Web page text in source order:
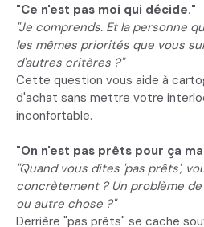
"Ce n'est pas moi qui décide."
"Je comprends. Et la personne
les mêmes priorités que vous
d'autres critères ?"
Cette question vous aide à
d'achat sans mettre votre
inconfortable.
"On n'est pas prêts pour ça
"Quand vous dites 'pas prêts',
concrètement ? Un problème
ou autre chose ?"
Derrière "pas prêts" se cache